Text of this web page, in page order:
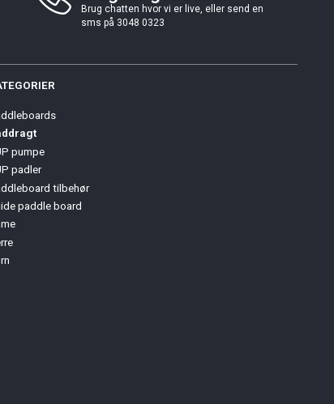
Brug chatten hvor vi er live, eller send en
sms på 3048 0323
pumpe
padler
tilbehør
paddle board